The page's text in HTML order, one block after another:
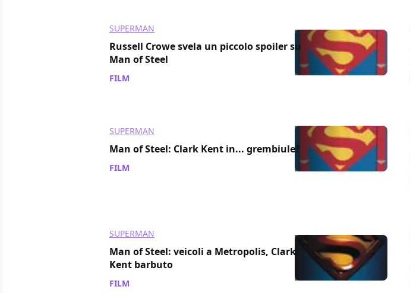
SUPERMAN
Russell Crowe svela un piccolo spoiler su
Man of Steel
FILM
SUPERMAN
Man of Steel: Clark Kent in... grembiule?
FILM
SUPERMAN
Man of Steel: veicoli a Metropolis, Clark
Kent barbuto
FILM